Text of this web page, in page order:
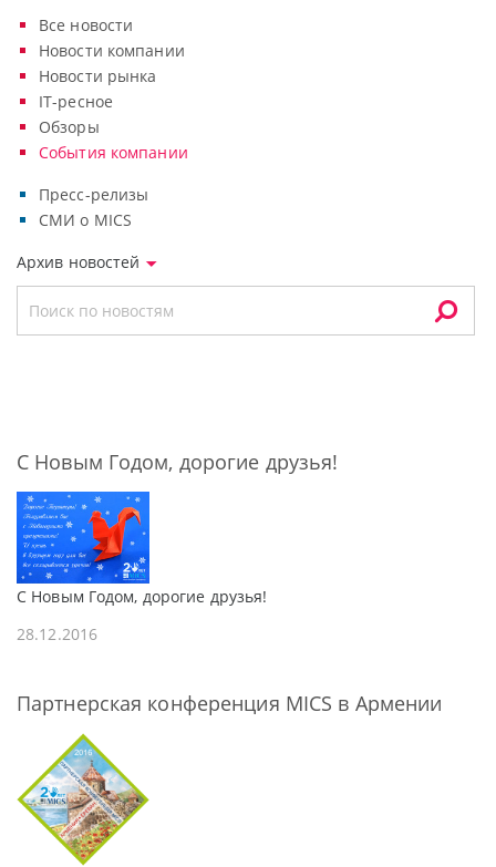
Все новости
Новости компании
Новости рынка
IT-ресное
Обзоры
События компании
Пресс-релизы
СМИ о MICS
Архив новостей
С Новым Годом, дорогие друзья!
С Новым Годом, дорогие друзья!
28.12.2016
Партнерская конференция MICS в Армении